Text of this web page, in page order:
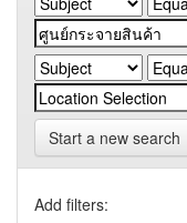
Start a new search
Add filters: